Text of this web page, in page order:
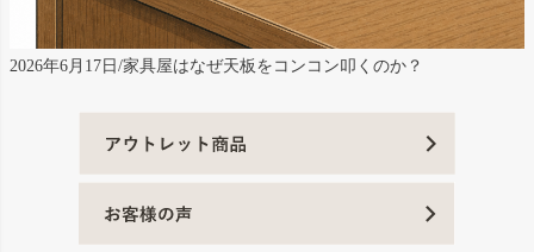
2026年6月17日/家具屋はなぜ天板をコンコン叩くのか？